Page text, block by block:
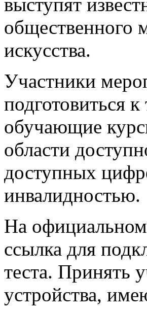
выступят
общественного
искусства.
Участники
подготовиться
обучающие
области
доступных
инвалидностью.
На официальном
ссылка для
теста. Принять
устройства,